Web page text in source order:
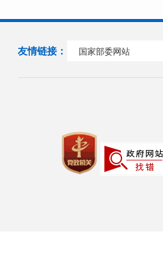
友情链接： 国家部委网站